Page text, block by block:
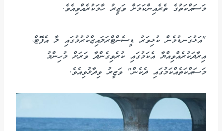
މަސައްކަތުގެ ތެރެއިންކަމަށް ވަޒީރު ހާމަކުރެއްވިއެވެ.
"އަޅުގަނޑުމެން ކުޅިވަރު ޑީސެންޓްރަލައިޒްކުރުމުގައި ލާ އެފޮޓް،
އިރާދަކުރެއްވިއްޔާ އެކަމުގައި ކުރެވިގެންދާ ވަރަށް މުހިންމު
މަސައްކަތެއްކަމުގައި ދެކެން" ވަޒީރު ވިދާޅުވިއެވެ.